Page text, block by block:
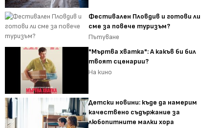
Фестивален Пловдив и готови ли
сме за повече туризъм?
Пътуване
"Мъртва хватка": А какъв би бил
твоят сценарии?
На кино
Детски новини: къде да намерим
качествено съдържание за
любопитните малки хора